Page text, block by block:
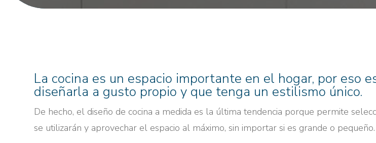
La cocina es un espacio importante en el hogar, por eso
diseñarla a gusto propio y que tenga un estilismo único.
De hecho, el diseño de cocina a medida es la última tendencia porque permite
se utilizarán y aprovechar el espacio al máximo, sin importar si es grande o pequeño.